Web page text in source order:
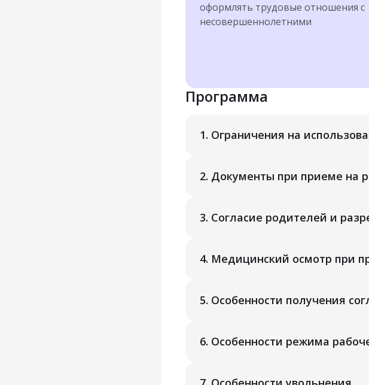
оформлять трудовые отношения с
несовершеннолетними
Программа
1. Ограничения на
2. Документы при приеме на
3. Согласие родителей и
4. Медицинский осмотр при
5. Особенности получения
6. Особенности режима